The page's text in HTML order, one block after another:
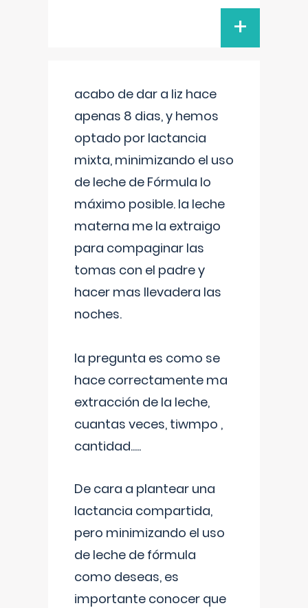
+
acabo de dar a liz hace
apenas 8 dias, y hemos
optado por lactancia
mixta, minimizando el uso
de leche de Fórmula lo
máximo posible. la leche
materna me la extraigo
para compaginar las
tomas con el padre y
hacer mas llevadera las
noches.
la pregunta es como se
hace correctamente ma
extracción de la leche,
cuantas veces, tiwmpo ,
cantidad.....
De cara a plantear una
lactancia compartida,
pero minimizando el uso
de leche de fórmula
como deseas, es
importante conocer que